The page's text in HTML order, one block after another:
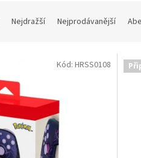
Nejdražší Nejprodávanější
Kód:HRSS0108